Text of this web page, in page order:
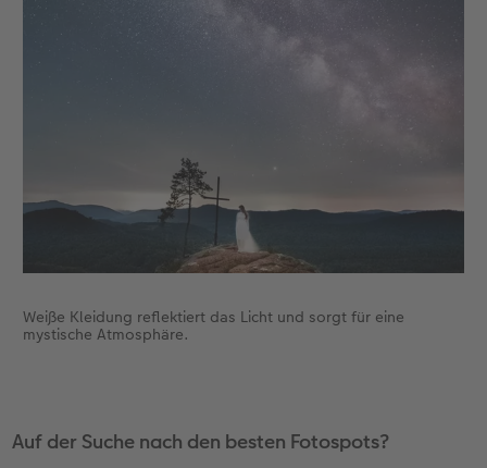
Weiße Kleidung reflektiert das Licht und sorgt für eine
mystische Atmosphäre.
Auf der Suche nach den besten Fotospots?